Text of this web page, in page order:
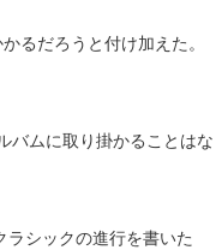
るだろうと付け加えた。
バムに取り掛かることはな
シックの進行を書いた